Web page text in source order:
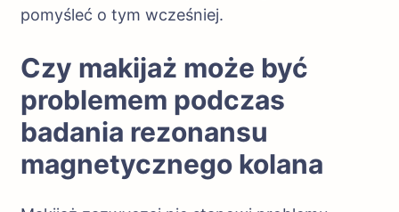
pomyśleć o tym wcześniej.
Czy makijaż może być
problemem podczas
badania rezonansu
magnetycznego kolana